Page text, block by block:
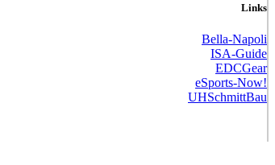
Links
Bella-Napoli
ISA-Guide
EDCGear
eSports-Now!
UHSchmittBau